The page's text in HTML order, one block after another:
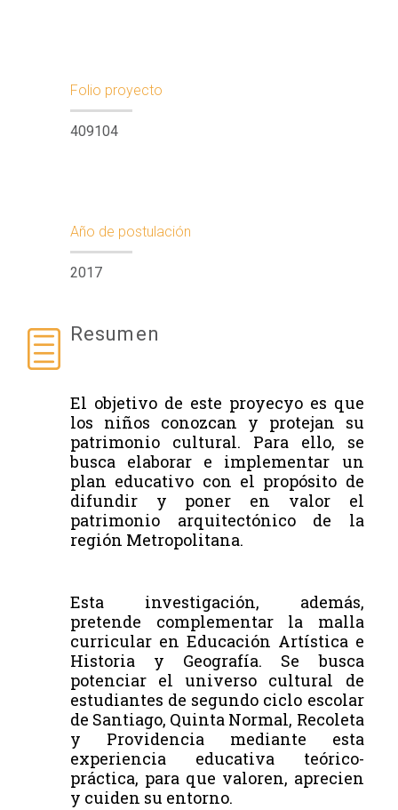
Folio proyecto
409104
Año de postulación
2017
Resumen
El objetivo de este proyecyo es que
los niños conozcan y protejan su
patrimonio cultural. Para ello, se
busca elaborar e implementar un
plan educativo con el propósito de
difundir y poner en valor el
patrimonio arquitectónico de la
región Metropolitana.
Esta investigación, además,
pretende complementar la malla
curricular en Educación Artística e
Historia y Geografía. Se busca
potenciar el universo cultural de
estudiantes de segundo ciclo escolar
de Santiago, Quinta Normal, Recoleta
y Providencia mediante esta
experiencia educativa teórico-
práctica, para que valoren, aprecien
y cuiden su entorno.